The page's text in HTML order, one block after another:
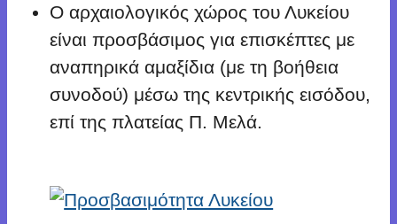
Ο αρχαιολογικός χώρος του Λυκείου
είναι προσβάσιμος για επισκέπτες με
αναπηρικά αμαξίδια (με τη βοήθεια
συνοδού) μέσω της κεντρικής εισόδου,
επί της πλατείας Π. Μελά.